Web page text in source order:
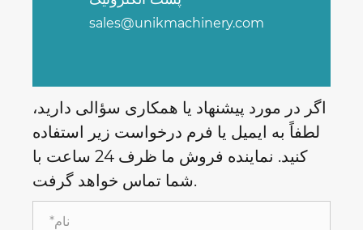
sales@unikmachinery.com
اگر در مورد پیشنهاد یا همکاری سؤالی دارید،
لطفاً به ایمیل یا فرم درخواست زیر استفاده
کنید. نماینده فروش ما ظرف 24 ساعت با
شما تماس خواهد گرفت.